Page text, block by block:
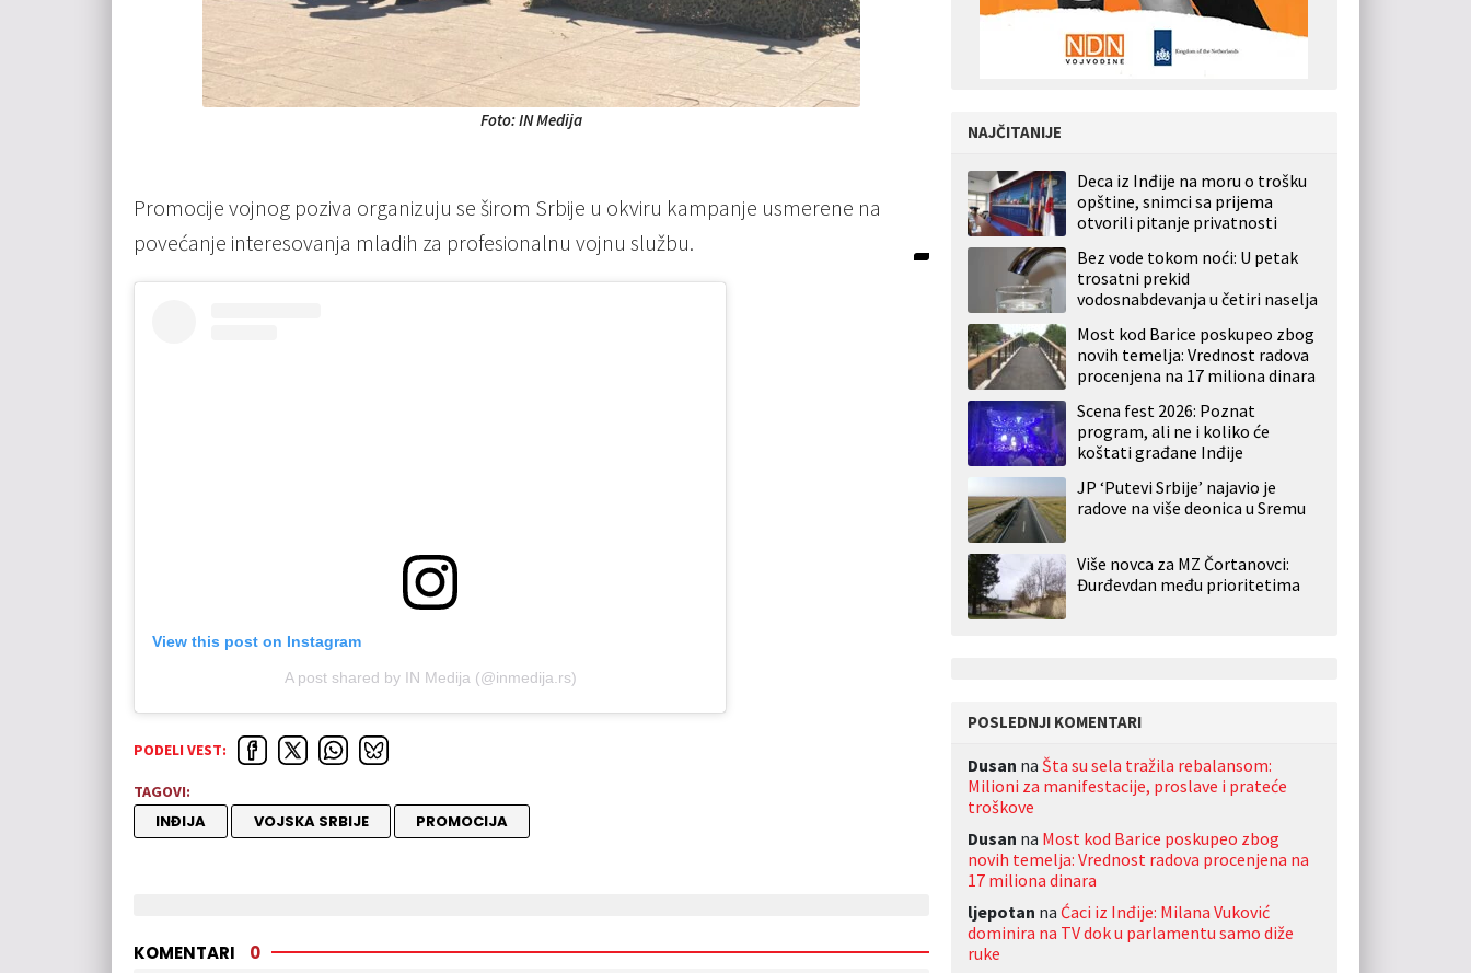
Foto: IN Medija
Promocije vojnog poziva organizuju se širom Srbije u okviru kampanje usmerene na
povećanje interesovanja mladih za profesionalnu vojnu službu.
View this post on Instagram
A post shared by IN Medija (@inmedija.rs)
PODELI VEST:
TAGOVI:
INĐIJA VOJSKA SRBIJE PROMOCIJA
KOMENTARI 0
NAJČITANIJE
Deca iz Inđije na moru o trošku
opštine, snimci sa prijema
otvorili pitanje privatnosti
Bez vode tokom noći: U petak
trosatni prekid
vodosnabdevanja u četiri naselja
Most kod Barice poskupeo zbog
novih temelja: Vrednost radova
procenjena na 17 miliona dinara
Scena fest 2026: Poznat
program, ali ne i koliko će
koštati građane Inđije
JP ‘Putevi Srbije’ najavio je
radove na više deonica u Sremu
Više novca za MZ Čortanovci:
Đurđevdan među prioritetima
POSLEDNJI KOMENTARI
Dusan na Šta su sela tražila rebalansom:
Milioni za manifestacije, proslave i prateće
troškove
Dusan na Most kod Barice poskupeo zbog
novih temelja: Vrednost radova procenjena na
17 miliona dinara
ljepotan na Ćaci iz Inđije: Milana Vuković
dominira na TV dok u parlamentu samo diže
ruke